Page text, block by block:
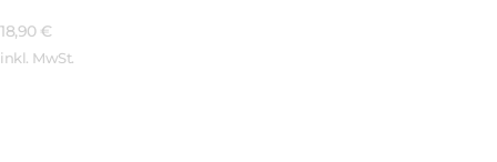
18,90 €
inkl. MwSt.